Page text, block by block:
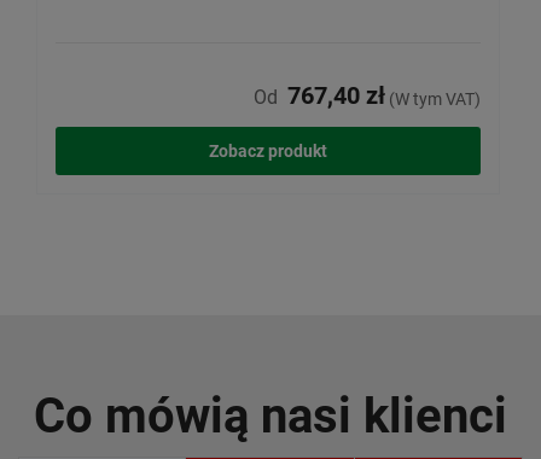
Od 767,40 zł (W tym VAT)
Zobacz produkt
Co mówią nasi klienci